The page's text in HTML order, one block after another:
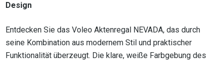
Design
Entdecken Sie das Voleo Aktenregal NEVADA, das durch
seine Kombination aus modernem Stil und praktischer
Funktionalität überzeugt. Die klare, weiße Farbgebung des